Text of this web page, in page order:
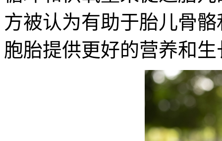
方被认为有助于胎儿骨
胞胎提供更好的营养和